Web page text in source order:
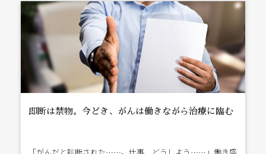
即断は禁物。今どき、がんは働きながら治療に臨む